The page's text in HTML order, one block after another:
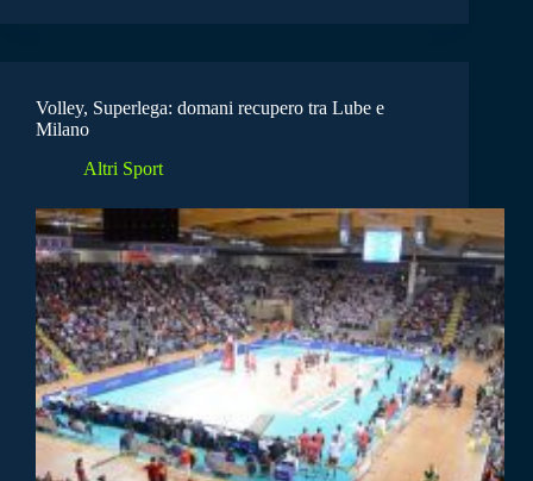
Volley, Superlega: domani recupero tra Lube e
Milano
Altri Sport